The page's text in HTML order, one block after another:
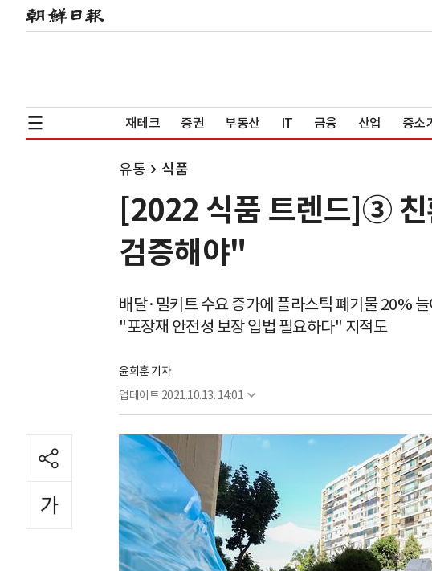
재테크 증권 부동산 IT 금융 산업 중소
유통 식품
[2022 식품 트렌드]③
검증해야"
배달·밀키트 수요 증가에 플라스틱 폐기물 20% 늘
"포장재 안전성 보장 입법 필요하다" 지적도
윤희훈 기자
업데이트 2021.10.13. 14:01